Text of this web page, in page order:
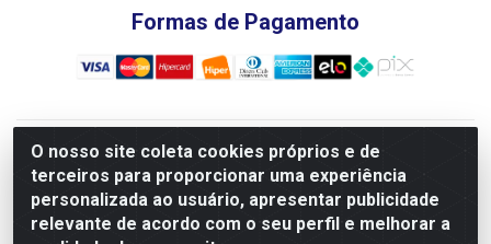
O nosso site coleta cookies próprios e de
terceiros para proporcionar uma experiência
personalizada ao usuário, apresentar publicidade
relevante de acordo com o seu perfil e melhorar a
Formas de Pagamento
JRS Distribuição e Logística LTDA - Rua Antônio do
Sacramento Torga 70, Vila Nossa Senhora de Fatima - São
João Del Rei/MG - CEP 36305-334 - CNPJ 66.194.085/0001-
02